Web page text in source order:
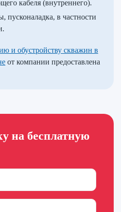
кабеля (внутреннего).
пусконаладка, в частности
и обустройству скважин в
от компании предоставлена
на бесплатную